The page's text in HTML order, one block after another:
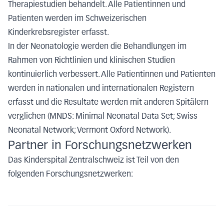
Therapiestudien behandelt. Alle Patientinnen und
Patienten werden im Schweizerischen
Kinderkrebsregister erfasst.
In der Neonatologie werden die Behandlungen im
Rahmen von Richtlinien und klinischen Studien
kontinuierlich verbessert. Alle Patientinnen und Patienten
werden in nationalen und internationalen Registern
erfasst und die Resultate werden mit anderen Spitälern
verglichen (MNDS: Minimal Neonatal Data Set; Swiss
Neonatal Network; Vermont Oxford Network).
Partner in Forschungsnetzwerken
Das Kinderspital Zentralschweiz ist Teil von den
folgenden Forschungsnetzwerken: